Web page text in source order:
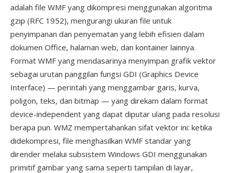
adalah file WMF yang dikompresi menggunakan algoritma
gzip (RFC 1952), mengurangi ukuran file untuk
penyimpanan dan penyematan yang lebih efisien dalam
dokumen Office, halaman web, dan kontainer lainnya.
Format WMF yang mendasarinya menyimpan grafik vektor
sebagai urutan panggilan fungsi GDI (Graphics Device
Interface) — perintah yang menggambar garis, kurva,
poligon, teks, dan bitmap — yang direkam dalam format
device-independent yang dapat diputar ulang pada resolusi
berapa pun. WMZ mempertahankan sifat vektor ini: ketika
didekompresi, file menghasilkan WMF standar yang
dirender melalui subsistem Windows GDI menggunakan
primitif gambar yang sama seperti tampilan di layar,